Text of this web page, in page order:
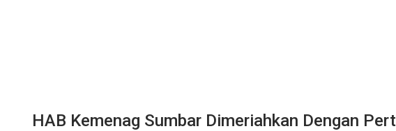
HAB Kemenag Sumbar Dimeriahkan Dengan